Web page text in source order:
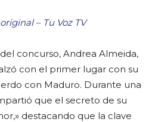
– Tu Voz TV
concurso, Andrea Almeida,
con el primer lugar con su
con Maduro. Durante una
que el secreto de su
destacando que la clave